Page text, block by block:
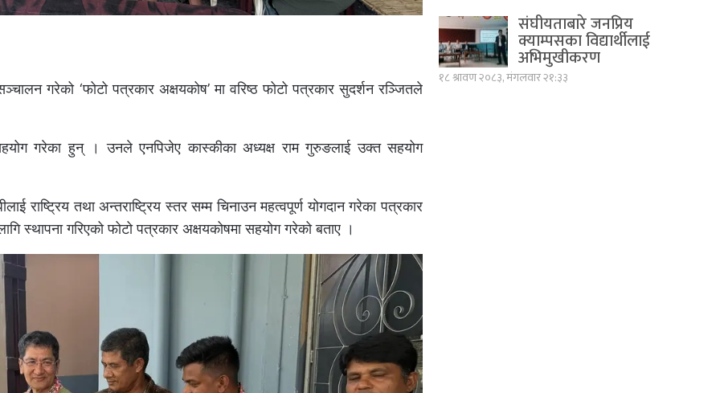
गरेको ‘फोटो पत्रकार अक्षयकोष’ मा वरिष्ठ फोटो पत्रकार सुदर्शन रञ्जितले
गरेका हुन् । उनले एनपिजेए कास्कीका अध्यक्ष राम गुरुङलाई उक्त सहयोग
राष्ट्रिय तथा अन्तराष्ट्रिय स्तर सम्म चिनाउन महत्वपूर्ण योगदान गरेका पत्रकार
स्थापना गरिएको फोटो पत्रकार अक्षयकोषमा सहयोग गरेको बताए ।
संघीयताबारे जनप्रिय
क्याम्पसका विद्यार्थीलाई
अभिमुखीकरण
१८ श्रावण २०८३, मंगलवार २१:३३